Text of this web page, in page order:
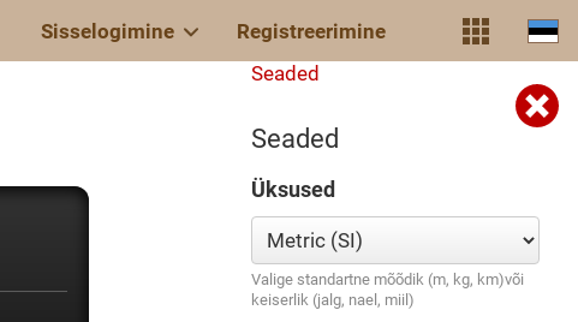
Sisselogimine Registreerimine
Seaded
Seaded
Üksused
Valige standartne mõõdik (m, kg, km)või
keiserlik (jalg, nael, miil)